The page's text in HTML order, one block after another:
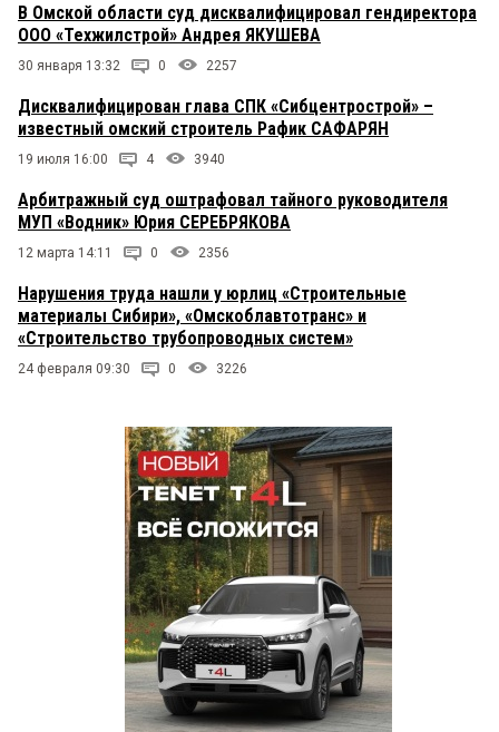
В Омской области суд дисквалифицировал гендиректора
ООО «Техжилстрой» Андрея ЯКУШЕВА
30 января 13:32 0 2257
Дисквалифицирован глава СПК «Сибцентрострой» –
известный омский строитель Рафик САФАРЯН
19 июля 16:00 4 3940
Арбитражный суд оштрафовал тайного руководителя
МУП «Водник» Юрия СЕРЕБРЯКОВА
12 марта 14:11 0 2356
Нарушения труда нашли у юрлиц «Строительные
материалы Сибири», «Омскоблавтотранс» и
«Строительство трубопроводных систем»
24 февраля 09:30 0 3226